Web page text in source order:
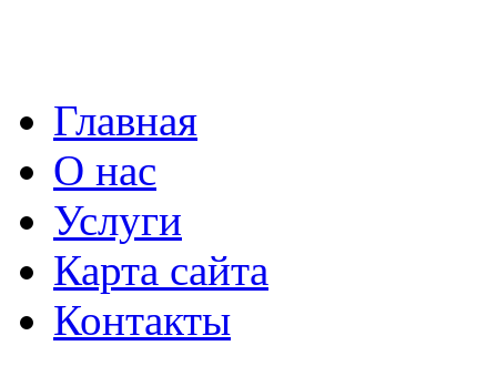
Главная
О нас
Услуги
Карта сайта
Контакты